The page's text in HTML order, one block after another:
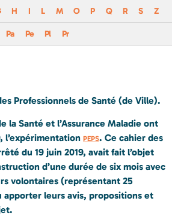
H I L M O P Q R S Z
Pa Pe Pl Pr
Professionnels de Santé (de Ville).
la Santé et l’Assurance Maladie ont
l’expérimentation PEPS. Ce cahier des
du 19 juin 2019, avait fait l’objet
d’une durée de six mois avec
volontaires (représentant 25
leurs avis, propositions et